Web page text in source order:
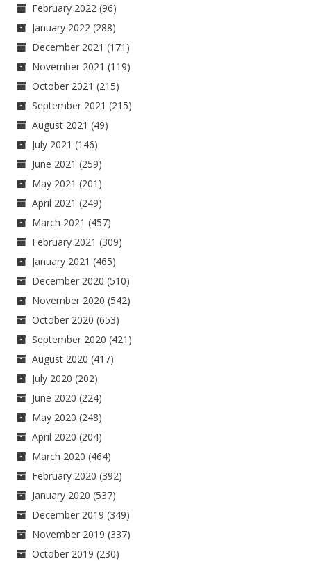
February 2022 (96)
January 2022 (288)
December 2021 (171)
November 2021 (119)
October 2021 (215)
September 2021 (215)
August 2021 (49)
July 2021 (146)
June 2021 (259)
May 2021 (201)
April 2021 (249)
March 2021 (457)
February 2021 (309)
January 2021 (465)
December 2020 (510)
November 2020 (542)
October 2020 (653)
September 2020 (421)
August 2020 (417)
July 2020 (202)
June 2020 (224)
May 2020 (248)
April 2020 (204)
March 2020 (464)
February 2020 (392)
January 2020 (537)
December 2019 (349)
November 2019 (337)
October 2019 (230)